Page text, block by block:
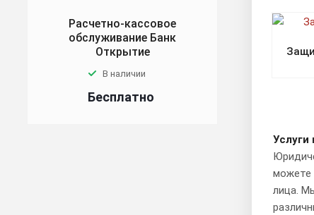
Услуги
можете
лица.
Расчетно-кассовое
обслуживание Банк
Открытие
В наличии
Бесплатно